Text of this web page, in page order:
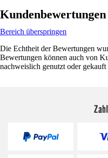
Kundenbewertungen
Bereich überspringen
Die Echtheit der Bewertungen
Bewertungen können auch von
nachweislich genutzt oder gekauft